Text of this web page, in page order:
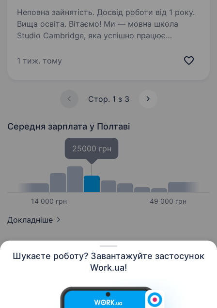
Шукаєте роботу? Завантажуйте застосунок
Work.ua!
Неповна зайнятість. Досвід роботи від 1 року.
Вища освіта. Вітаємо! Ми — мовна школа
Studio Cambridge, яка успішно працює
щосуботи проводимо уроки малювання для
1 тиж. тому
Стор. 1 з 3
Середня зарплата у Полтаві
14 000 грн
25000 грн
49 000 грн
Докладніше